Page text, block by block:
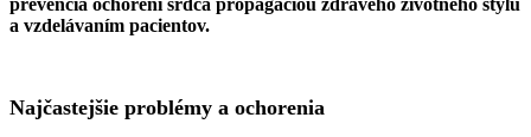
a vzdelávaním pacientov.
Najčastejšie problémy a ochorenia